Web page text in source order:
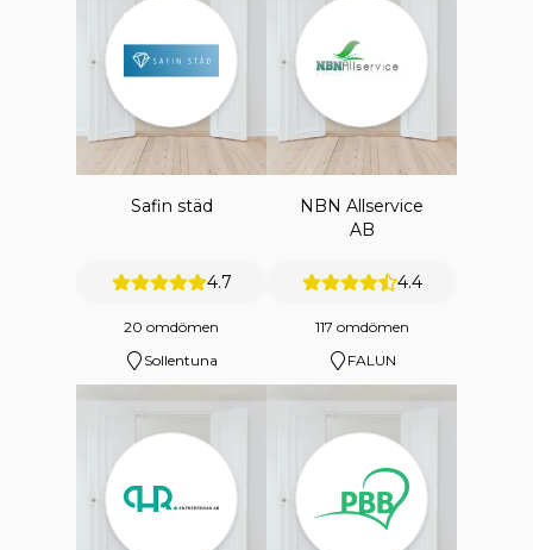
Safin städ
4.7
20 omdömen
Sollentuna
NBN Allservice
AB
4.4
117 omdömen
FALUN